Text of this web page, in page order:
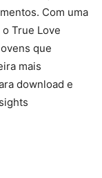
Com uma
True Love
que
mais
download e